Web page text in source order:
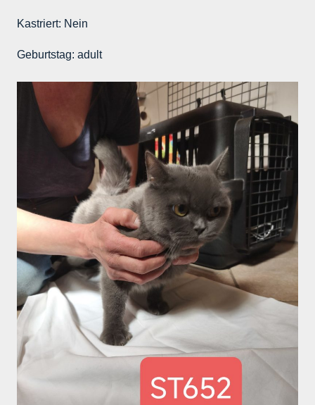
Kastriert: Nein
Geburtstag: adult